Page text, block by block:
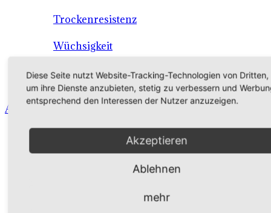
Trockenresistenz
Wüchsigkeit
Die Unterlage als Grundlage der
Qualitätssicherung
Angebot - Sortiment - Verkauf - Shop
Verkaufssortiment Keltertrauben & Tafeltrauben
Material / Dienstleistungen /Consulting
Sortiment Keltertraubensorten
Diese Seite nutzt Website-Tracking-Technologien von Dritten,
um ihre Dienste anzubieten, stetig zu verbessern und
entsprechend den Interessen der Nutzer anzuzeigen.
Akzeptieren
Ablehnen
mehr